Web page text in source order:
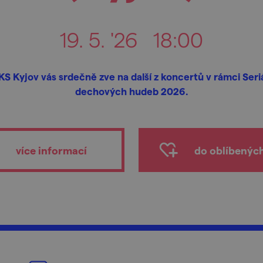
19. 5. '26 18:00
Kyjov vás srdečně zve na další z koncertů v rámci
dechových hudeb 2026.
více informací do